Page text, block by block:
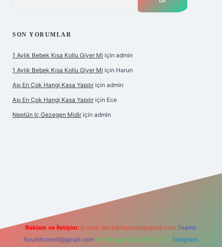
SON YORUMLAR
1 Aylık Bebek Kısa Kollu Giyer Mi için admin
1 Aylık Bebek Kısa Kollu Giyer Mi için Harun
Aşı En Çok Hangi Kasa Yapılır için admin
Aşı En Çok Hangi Kasa Yapılır için Ece
Neptün Iç Gezegen Midir için admin
elexbet en iyi bahis sitesi
Reklam ve İletişim: E-mail: backlinkpaneli@gmail.com Teams:
forumhizmeti@gmail.com Whatsapp: 0262 606 0 726 Telegram: